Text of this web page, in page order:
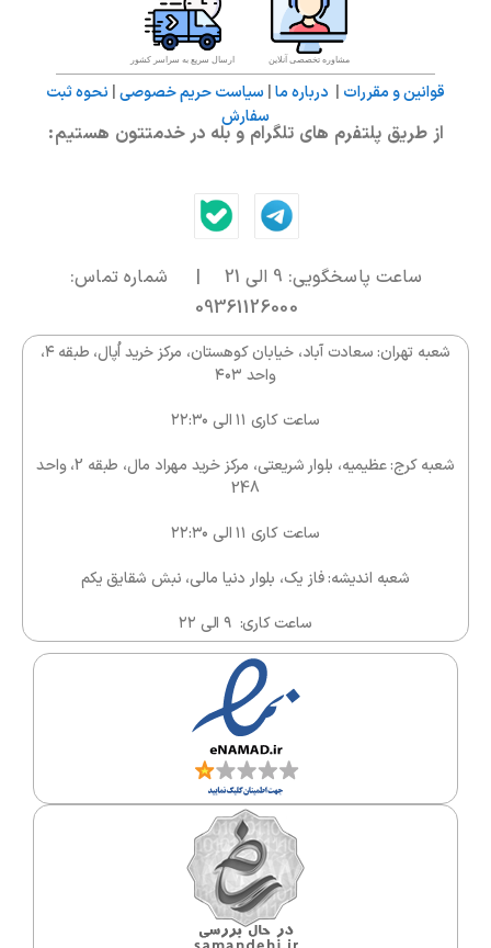
بهترین قیمت تهیه کنید. فقط کافی‌ست رنگ دلخواه خود
را انتخاب کرده و به سبد خرید اضافه کنید. ارسال سریع و
پشتیبانی کامل از خرید شما، تضمین ماست.
مشاوره تخصصی آنلاین ارسال سریع به سراسر کشور
قوانین و مقررات درباره ما سیاست حریم خصوصی نحوه ثبت
سفارش
از طریق پلتفرم های تلگرام و بله در خدمتتون هستیم:
ساعت پاسخگویی: 9 الی 21 | شماره تماس:
09361126000
شعبه تهران: سعادت آباد، خیابان کوهستان، مرکز خرید اُپال، طبقه ۴،
واحد ۴۰۳
ساعت کاری ۱۱ الی ۲۲:۳۰
شعبه کرج: عظیمیه، بلوار شریعتی، مرکز خرید مهراد مال، طبقه 2، واحد
248
ساعت کاری ۱۱ الی ۲۲:۳۰
شعبه اندیشه: فاز یک، بلوار دنیا مالی، نبش شقایق یکم
ساعت کاری: ۹ الی ۲۲